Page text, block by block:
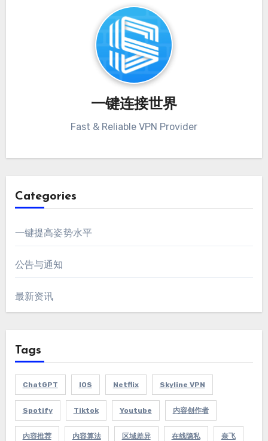
一键连接世界
Fast & Reliable VPN Provider
Categories
一键提高姿势水平
公告与通知
最新资讯
Tags
ChatGPT IOS Netflix Skyline VPN
Spotify Tiktok Youtube 内容创作者
内容推荐 内容算法 区域差异 在线隐私 奈飞